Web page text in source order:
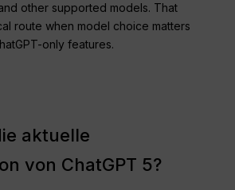
other supported models. That
route when model choice matters
only features.
aktuelle
von ChatGPT 5?